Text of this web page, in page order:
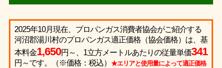
2025年10月現在、プロパンガス消費者協会がご紹介する
河沼郡湯川村のプロパンガス適正価格（協会価格）は、基
本料金1,650円～、1立方メートルあたりの従量単価341
円～です。（※価格：税込） ★エリアと使用量によって適正価格